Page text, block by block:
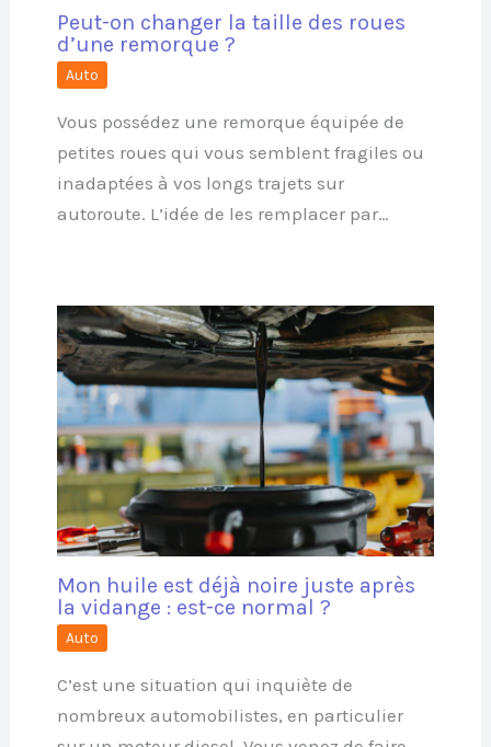
Peut-on changer la taille des roues
d’une remorque ?
Auto
Vous possédez une remorque équipée de
petites roues qui vous semblent fragiles ou
inadaptées à vos longs trajets sur
autoroute. L’idée de les remplacer par…
Mon huile est déjà noire juste après
la vidange : est-ce normal ?
Auto
C’est une situation qui inquiète de
nombreux automobilistes, en particulier